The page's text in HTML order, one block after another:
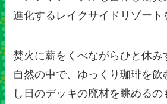
進化するレイクサイドリゾート
焚火に薪をくべながらひと休み
自然の中で、ゆっくり珈琲を飲
し日のデッキの廃材を眺めるの